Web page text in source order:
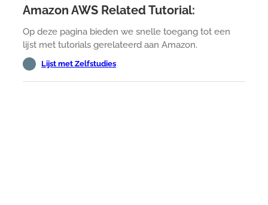
Amazon AWS Related Tutorial:
Op deze pagina bieden we snelle toegang tot een
lijst met tutorials gerelateerd aan Amazon.
Lijst met Zelfstudies